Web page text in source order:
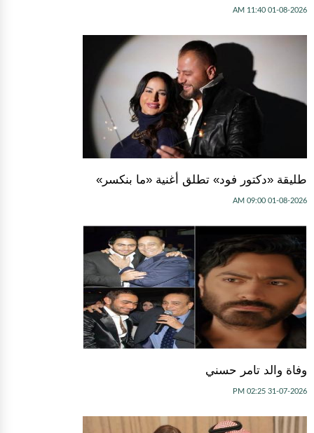
01-08-2026 11:40 AM
طليقة «دكتور فود» تطلق أغنية «ما بنكسر»
01-08-2026 09:00 AM
وفاة والد تامر حسني
31-07-2026 02:25 PM